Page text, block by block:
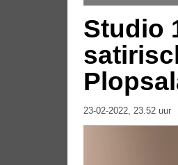
Studio
23-02-2022, 23.52 uur